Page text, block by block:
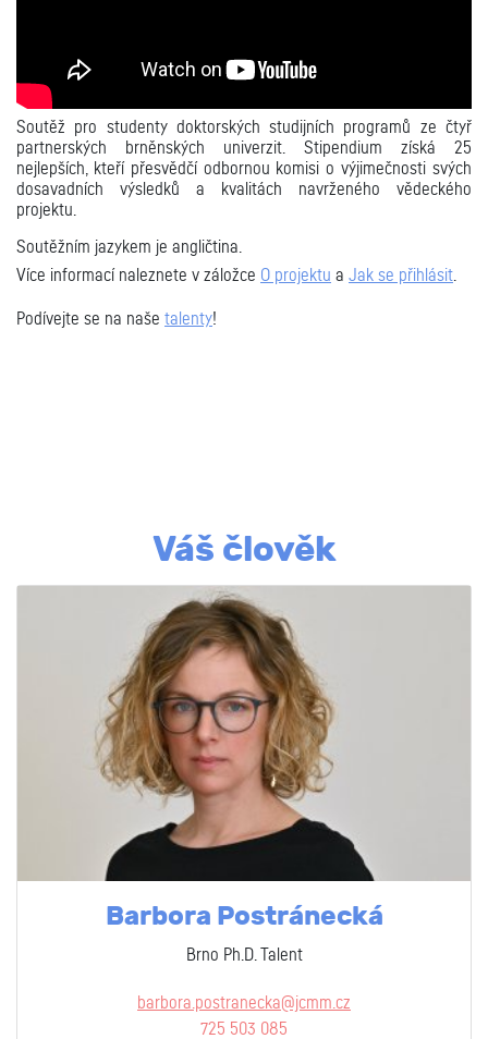
Soutěž pro studenty doktorských studijních programů ze čtyř
partnerských brněnských univerzit. Stipendium získá 25
nejlepších, kteří přesvědčí odbornou komisi o výjimečnosti svých
dosavadních výsledků a kvalitách navrženého vědeckého
projektu.
Soutěžním jazykem je angličtina.
Více informací naleznete v záložce O projektu a Jak se přihlásit.
Podívejte se na naše talenty!
Váš člověk
Barbora Postránecká
Brno Ph.D. Talent
barbora.postranecka@jcmm.cz
725 503 085